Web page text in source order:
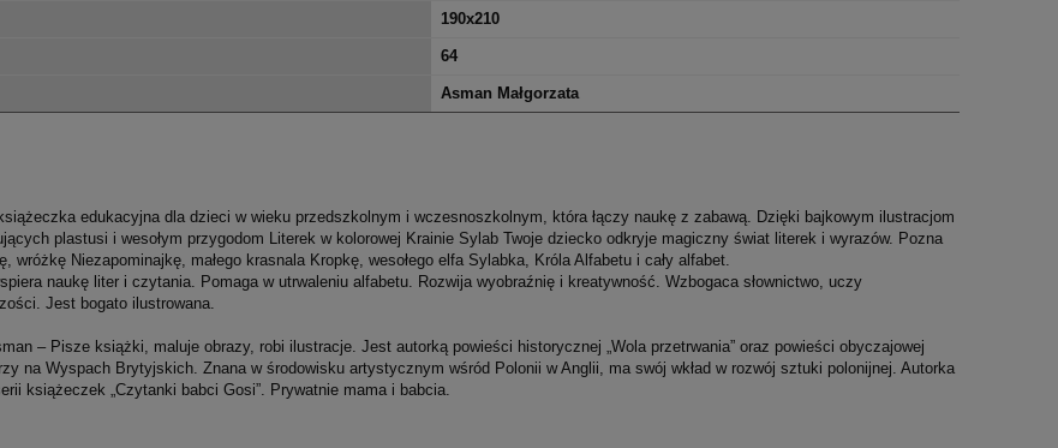
190x210
64
Asman Małgorzata
edukacyjna dla dzieci w wieku przedszkolnym i wczesnoszkolnym, która łączy naukę z zabawą. Dzięki bajkowym ilustracjom
plastusi i wesołym przygodom Literek w kolorowej Krainie Sylab Twoje dziecko odkryje magiczny świat literek i wyrazów. Pozna
wróżkę Niezapominajkę, małego krasnala Kropkę, wesołego elfa Sylabka, Króla Alfabetu i cały alfabet.
naukę liter i czytania. Pomaga w utrwaleniu alfabetu. Rozwija wyobraźnię i kreatywność. Wzbogaca słownictwo, uczy
Jest bogato ilustrowana.
– Pisze książki, maluje obrazy, robi ilustracje. Jest autorką powieści historycznej „Wola przetrwania” oraz powieści obyczajowej
na Wyspach Brytyjskich. Znana w środowisku artystycznym wśród Polonii w Anglii, ma swój wkład w rozwój sztuki polonijnej. Autorka
książeczek „Czytanki babci Gosi”. Prywatnie mama i babcia.